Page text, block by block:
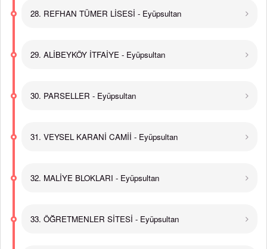
28. REFHAN TÜMER LİSESİ - Eyüpsultan
29. ALİBEYKÖY İTFAİYE - Eyüpsultan
30. PARSELLER - Eyüpsultan
31. VEYSEL KARANİ CAMİİ - Eyüpsultan
32. MALİYE BLOKLARI - Eyüpsultan
33. ÖĞRETMENLER SİTESİ - Eyüpsultan